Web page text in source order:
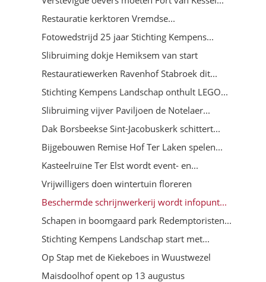
Restauratie kerktoren Vremdse...
Fotowedstrijd 25 jaar Stichting Kempens...
Slibruiming dokje Hemiksem van start
Restauratiewerken Ravenhof Stabroek dit...
Stichting Kempens Landschap onthult LEGO...
Slibruiming vijver Paviljoen de Notelaer...
Dak Borsbeekse Sint-Jacobuskerk schittert...
Bijgebouwen Remise Hof Ter Laken spelen...
Kasteelruïne Ter Elst wordt event- en...
Vrijwilligers doen wintertuin floreren
Beschermde schrijnwerkerij wordt infopunt...
Schapen in boomgaard park Redemptoristen...
Stichting Kempens Landschap start met...
Op Stap met de Kiekeboes in Wuustwezel
Maisdoolhof opent op 13 augustus